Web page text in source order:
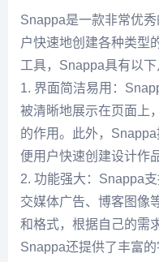
Snappa是一款非常优
户快速地创建各种类型
工具，Snappa具有以下
1. 界面简洁易用：
被清晰地展示在页面上
的作用。此外，
便用户快速创建设计作品
2. 功能强大：Snappa
交媒体广告、博客图像
和格式，根据自己的需
Snappa还提供了丰富